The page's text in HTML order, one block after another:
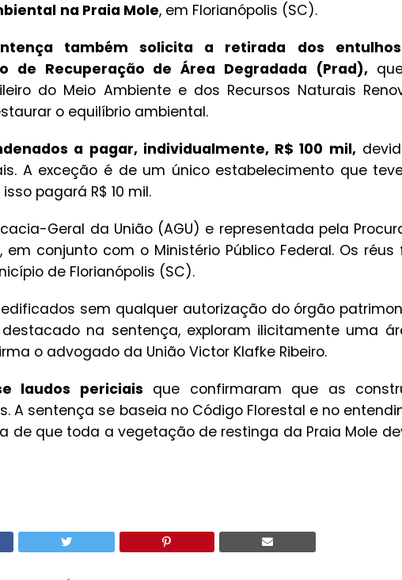
na Praia Mole, em Florianópolis (SC).
também solicita a retirada dos
de Recuperação de Área Degradada (Prad),
do Meio Ambiente e dos Recursos Naturais
o equilíbrio ambiental.
a pagar, individualmente, R$ 100 mil,
A exceção é de um único estabelecimento que
pagará R$ 10 mil.
Geral da União (AGU) e representada pela
conjunto com o Ministério Público Federal. Os réus
de Florianópolis (SC).
sem qualquer autorização do órgão
destacado na sentença, exploram ilicitamente uma
o advogado da União Victor Klafke Ribeiro.
laudos periciais que confirmaram que as
A sentença se baseia no Código Florestal e no
de que toda a vegetação de restinga da Praia Mole